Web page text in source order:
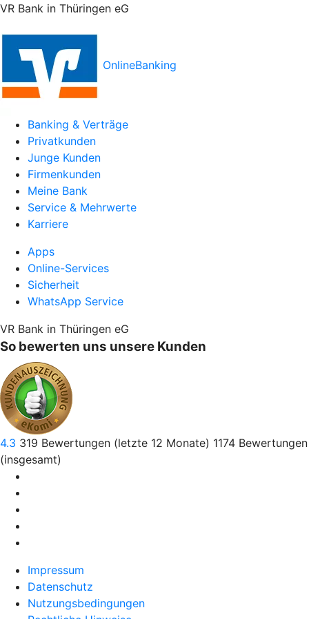
VR Bank in Thüringen eG
OnlineBanking
Banking & Verträge
Privatkunden
Junge Kunden
Firmenkunden
Meine Bank
Service & Mehrwerte
Karriere
Apps
Online-Services
Sicherheit
WhatsApp Service
VR Bank in Thüringen eG
So bewerten uns unsere Kunden
4.3 319 Bewertungen (letzte 12 Monate) 1174 Bewertungen
(insgesamt)
Impressum
Datenschutz
Nutzungsbedingungen